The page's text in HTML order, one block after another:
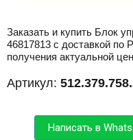
Заказать и купить Блок
46817813 с доставкой по
получения актуальной
Артикул:
Написать в